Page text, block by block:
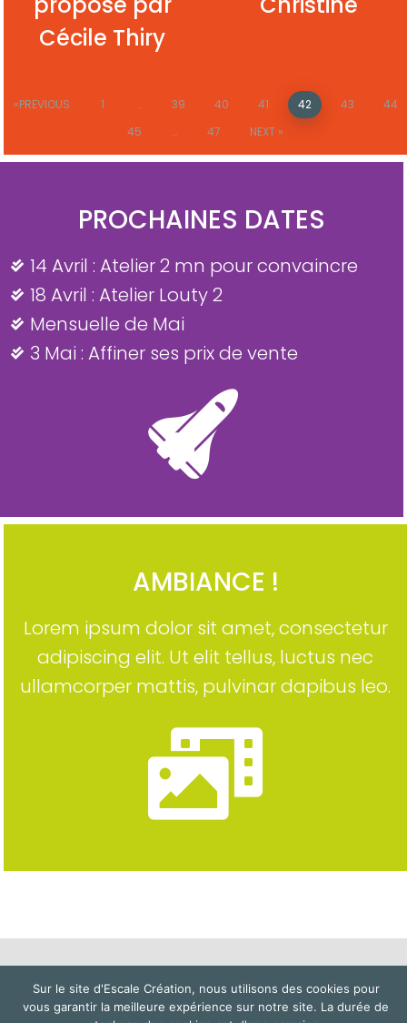
Cécile Thiry
PREVIOUS 1 … 39 40 41 42 43
44
45
… 47 NEXT
PROCHAINES DATES
14 Avril : Atelier 2 mn pour convaincre
18 Avril : Atelier Louty 2
Mensuelle de Mai
3 Mai : Affiner ses prix de vente
AMBIANCE !
Lorem ipsum dolor sit amet, consectetur
adipiscing elit. Ut elit tellus, luctus nec
ullamcorper mattis, pulvinar dapibus leo.
Mentions légales– Politique de confidentialité et cookies
Sur le site d'Escale Création, nous utilisons des cookies pour
vous garantir la meilleure expérience sur notre site. La durée de